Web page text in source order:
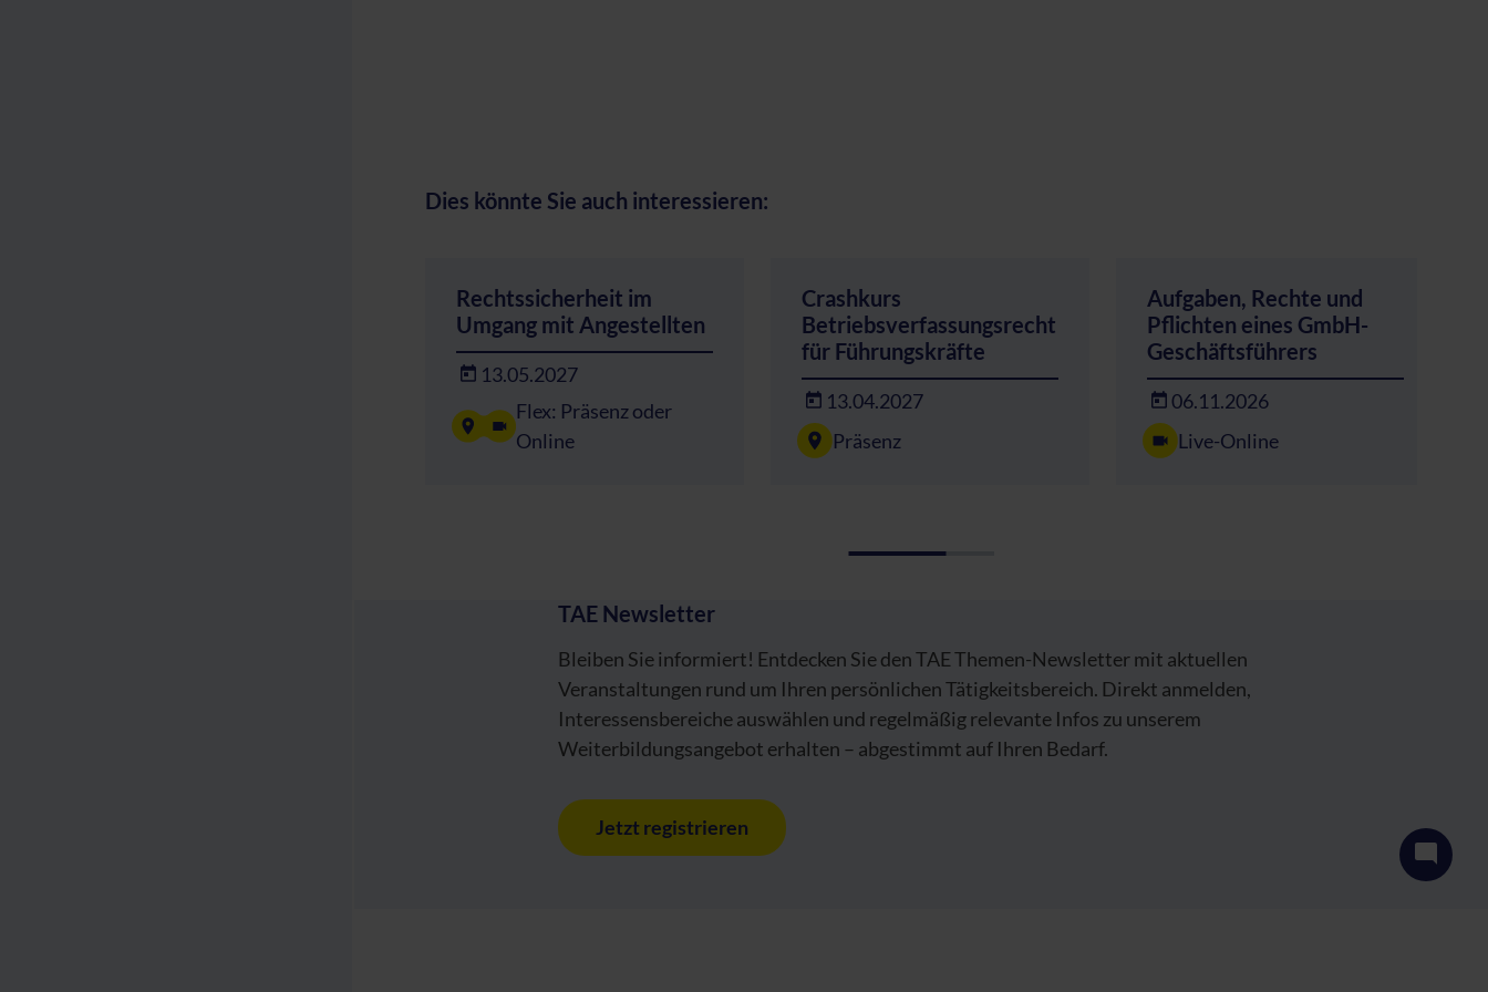
Dies könnte Sie auch interessieren:
Rechtssicherheit im
Umgang mit Angestellten
13.05.2027
Flex: Präsenz oder
Online
Crashkurs
Betriebsverfassungsrecht
für Führungskräfte
13.04.2027
Präsenz
Aufgaben, Rechte und
Pflichten eines GmbH-
Geschäftsführers
06.11.2026
Live-Online
TAE Newsletter
Bleiben Sie informiert! Entdecken Sie den TAE Themen-Newsletter mit aktuellen
Veranstaltungen rund um Ihren persönlichen Tätigkeitsbereich. Direkt anmelden,
Interessensbereiche auswählen und regelmäßig relevante Infos zu unserem
Weiterbildungsangebot erhalten – abgestimmt auf Ihren Bedarf.
Jetzt registrieren